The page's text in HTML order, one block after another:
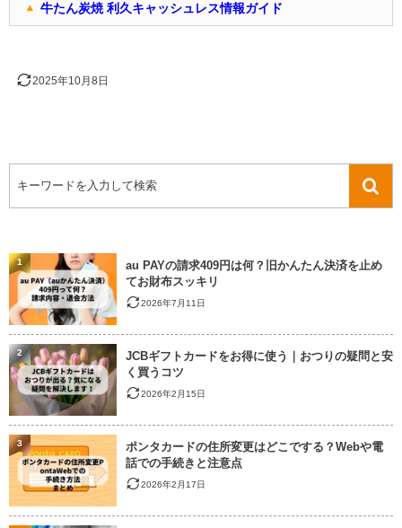
牛たん炭焼 利久キャッシュレス情報ガイド
2025年10月8日
au PAYの請求409円は何？旧かんたん決済を止め
てお財布スッキリ
2026年7月11日
1
JCBギフトカードをお得に使う｜おつりの疑問と安
く買うコツ
2026年2月15日
2
ポンタカードの住所変更はどこでする？Webや電
話での手続きと注意点
2026年2月17日
3